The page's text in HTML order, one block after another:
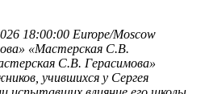
18:00:00 Europe/Moscow
«Мастерская С.В.
С.В. Герасимова»
учившихся у Сергея